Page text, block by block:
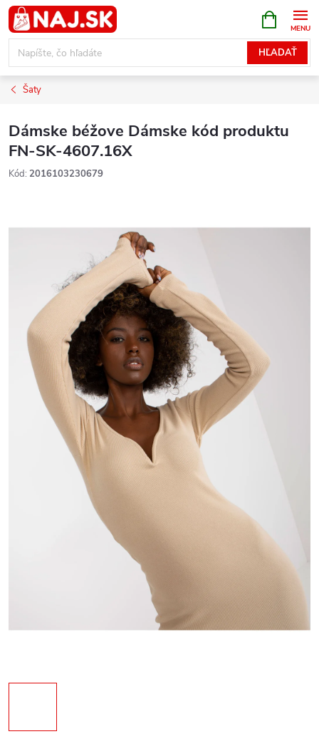
Prejsť
na
obsah
HĽADAŤ
KOŠÍK
Šaty
Dámske béžove Dámske kód produktu
FN-SK-4607.16X
Kód: 2016103230679